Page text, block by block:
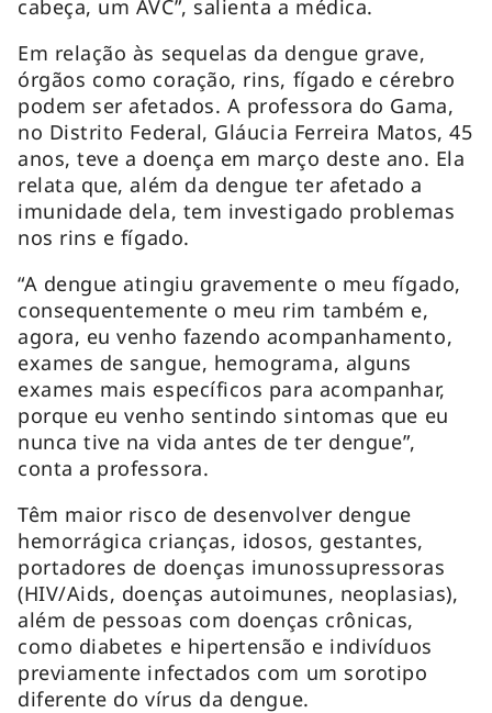
cabeça, um AVC”, salienta a médica.
Em relação às sequelas da dengue grave,
órgãos como coração, rins, fígado e cérebro
podem ser afetados. A professora do Gama,
no Distrito Federal, Gláucia Ferreira Matos, 45
anos, teve a doença em março deste ano. Ela
relata que, além da dengue ter afetado a
imunidade dela, tem investigado problemas
nos rins e fígado.
“A dengue atingiu gravemente o meu fígado,
consequentemente o meu rim também e,
agora, eu venho fazendo acompanhamento,
exames de sangue, hemograma, alguns
exames mais específicos para acompanhar,
porque eu venho sentindo sintomas que eu
nunca tive na vida antes de ter dengue”,
conta a professora.
Têm maior risco de desenvolver dengue
hemorrágica crianças, idosos, gestantes,
portadores de doenças imunossupressoras
(HIV/Aids, doenças autoimunes, neoplasias),
além de pessoas com doenças crônicas,
como diabetes e hipertensão e indivíduos
previamente infectados com um sorotipo
diferente do vírus da dengue.